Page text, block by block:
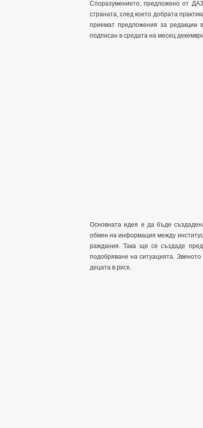
Споразумението, предложено от
страната, след което добрата
приемат предложения за редакции
подписан в средата на месец
Основната идея е да бъде
обмен на информация между
раждания. Така ще се създаде
подобряване на ситуацията.
децата в риск.